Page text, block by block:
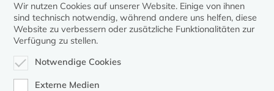
zurück zur Übersicht der Veranstaltungen
Wir nutzen Cookies auf unserer Website. Einige von ihnen
sind technisch notwendig, während andere uns helfen, diese
Website zu verbessern oder zusätzliche Funktionalitäten zur
Verfügung zu stellen.
Notwendige Cookies
Externe Medien